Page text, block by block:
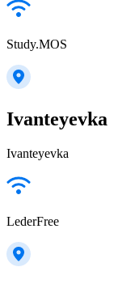
Study.MOS
Ivanteyevka
Ivanteyevka
LederFree